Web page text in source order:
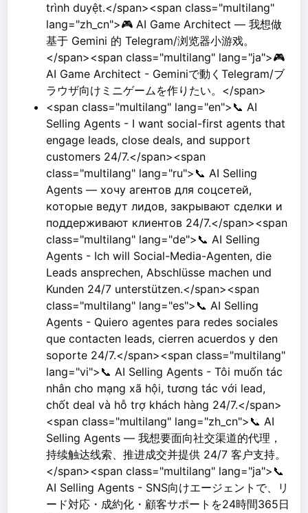
trình duyệt.</span><span class="multilang"
lang="zh_cn">🎮 AI Game Architect — 我想做
基于 Gemini 的 Telegram/浏览器小游戏。
</span><span class="multilang" lang="ja">🎮
AI Game Architect - Geminiで動くTelegram/ブ
ラウザ向けミニゲームを作りたい。</span>
<span class="multilang" lang="en">📞 AI
Selling Agents - I want social-first agents that
engage leads, close deals, and support
customers 24/7.</span><span
class="multilang" lang="ru">📞 AI Selling
Agents — хочу агентов для соцсетей,
которые ведут лидов, закрывают сделки и
поддерживают клиентов 24/7.</span><span
class="multilang" lang="de">📞 AI Selling
Agents - Ich will Social-Media-Agenten, die
Leads ansprechen, Abschlüsse machen und
Kunden 24/7 unterstützen.</span><span
class="multilang" lang="es">📞 AI Selling
Agents - Quiero agentes para redes sociales
que contacten leads, cierren acuerdos y den
soporte 24/7.</span><span class="multilang"
lang="vi">📞 AI Selling Agents - Tôi muốn tác
nhân cho mạng xã hội, tương tác với lead,
chốt deal và hỗ trợ khách hàng 24/7.</span>
<span class="multilang" lang="zh_cn">📞 AI
Selling Agents — 我想要面向社交渠道的代理，
持续触达线索、推进成交并提供 24/7 客户支持。
</span><span class="multilang" lang="ja">📞
AI Selling Agents - SNS向けエージェントで、リ
ード対応・成約化・顧客サポートを24時間365日